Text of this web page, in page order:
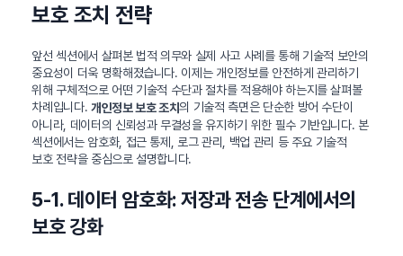
보호 조치 전략
앞선 섹션에서 살펴본 법적 의무와 실제 사고 사례를 통해 기술적 보안의
중요성이 더욱 명확해졌습니다. 이제는 개인정보를 안전하게 관리하기
위해 구체적으로 어떤 기술적 수단과 절차를 적용해야 하는지를 살펴볼
차례입니다. 개인정보 보호 조치의 기술적 측면은 단순한 방어 수단이
아니라, 데이터의 신뢰성과 무결성을 유지하기 위한 필수 기반입니다. 본
섹션에서는 암호화, 접근 통제, 로그 관리, 백업 관리 등 주요 기술적
보호 전략을 중심으로 설명합니다.
5-1. 데이터 암호화: 저장과 전송 단계에서의
보호 강화